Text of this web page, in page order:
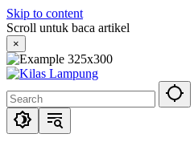
Skip to content
Scroll untuk baca artikel
×